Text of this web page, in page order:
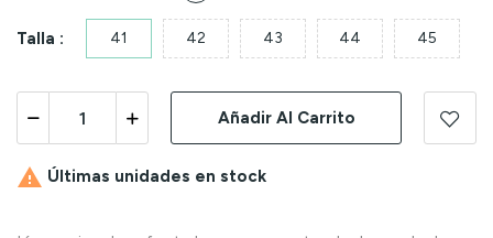
Talla : 41 42 43 44 45
Añadir Al Carrito
 Últimas unidades en stock